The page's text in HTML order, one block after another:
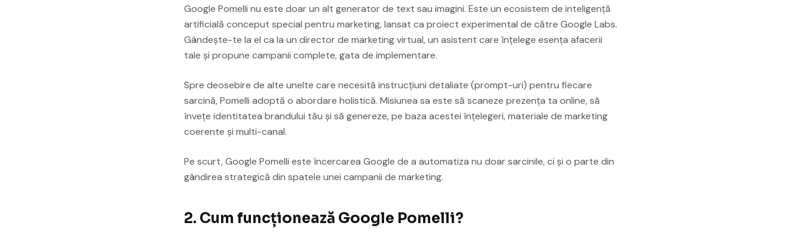
Google Pomelli nu este doar un alt generator de text sau imagini. Este un ecosistem de inteligență
artificială conceput special pentru marketing, lansat ca proiect experimental de către Google Labs.
Gândește-te la el ca la un director de marketing virtual, un asistent care înțelege esența afacerii
tale și propune campanii complete, gata de implementare.
Spre deosebire de alte unelte care necesită instrucțiuni detaliate (prompt-uri) pentru fiecare
sarcină, Pomelli adoptă o abordare holistică. Misiunea sa este să scaneze prezența ta online, să
învețe identitatea brandului tău și să genereze, pe baza acestei înțelegeri, materiale de marketing
coerente și multi-canal.
Pe scurt, Google Pomelli este încercarea Google de a automatiza nu doar sarcinile, ci și o parte din
gândirea strategică din spatele unei campanii de marketing.
2. Cum funcționează Google Pomelli?